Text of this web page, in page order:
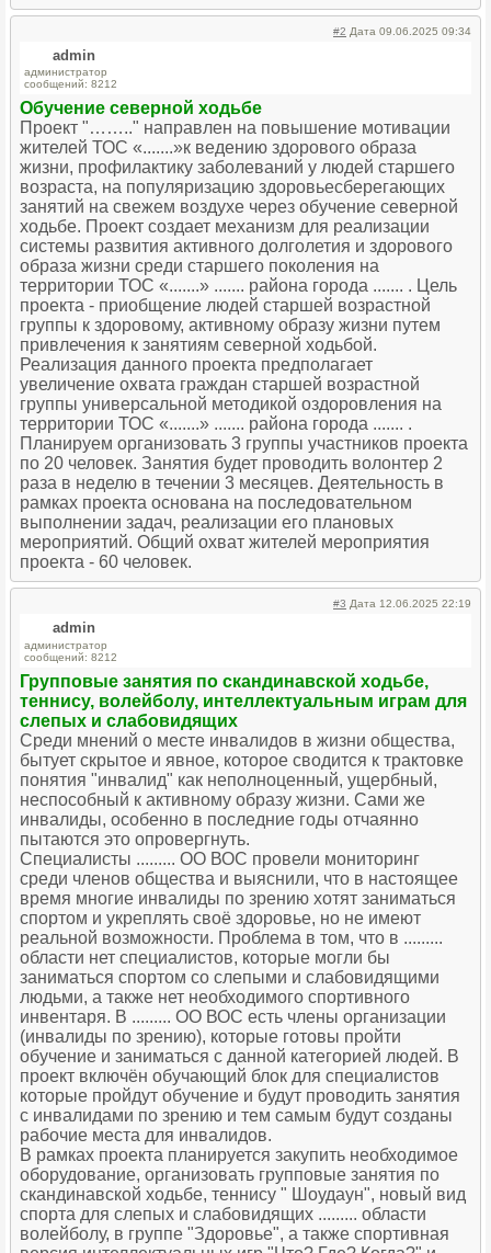
#2 Дата 09.06.2025 09:34
admin
администратор
сообщений: 8212
Обучение северной ходьбе
Проект "…….." направлен на повышение мотивации
жителей ТОС «.......»к ведению здорового образа
жизни, профилактику заболеваний у людей старшего
возраста, на популяризацию здоровьесберегающих
занятий на свежем воздухе через обучение северной
ходьбе. Проект создает механизм для реализации
системы развития активного долголетия и здорового
образа жизни среди старшего поколения на
территории ТОС «.......» ....... района города ....... . Цель
проекта - приобщение людей старшей возрастной
группы к здоровому, активному образу жизни путем
привлечения к занятиям северной ходьбой.
Реализация данного проекта предполагает
увеличение охвата граждан старшей возрастной
группы универсальной методикой оздоровления на
территории ТОС «.......» ....... района города ....... .
Планируем организовать 3 группы участников проекта
по 20 человек. Занятия будет проводить волонтер 2
раза в неделю в течении 3 месяцев. Деятельность в
рамках проекта основана на последовательном
выполнении задач, реализации его плановых
мероприятий. Общий охват жителей мероприятия
проекта - 60 человек.
#3 Дата 12.06.2025 22:19
admin
администратор
сообщений: 8212
Групповые занятия по скандинавской ходьбе,
теннису, волейболу, интеллектуальным играм для
слепых и слабовидящих
Среди мнений о месте инвалидов в жизни общества,
бытует скрытое и явное, которое сводится к трактовке
понятия "инвалид" как неполноценный, ущербный,
неспособный к активному образу жизни. Сами же
инвалиды, особенно в последние годы отчаянно
пытаются это опровергнуть.
Специалисты ......... ОО ВОС провели мониторинг
среди членов общества и выяснили, что в настоящее
время многие инвалиды по зрению хотят заниматься
спортом и укреплять своё здоровье, но не имеют
реальной возможности. Проблема в том, что в .........
области нет специалистов, которые могли бы
заниматься спортом со слепыми и слабовидящими
людьми, а также нет необходимого спортивного
инвентаря. В ......... ОО ВОС есть члены организации
(инвалиды по зрению), которые готовы пройти
обучение и заниматься с данной категорией людей. В
проект включён обучающий блок для специалистов
которые пройдут обучение и будут проводить занятия
с инвалидами по зрению и тем самым будут созданы
рабочие места для инвалидов.
В рамках проекта планируется закупить необходимое
оборудование, организовать групповые занятия по
скандинавской ходьбе, теннису " Шоудаун", новый вид
спорта для слепых и слабовидящих ......... области
волейболу, в группе "Здоровье", а также спортивная